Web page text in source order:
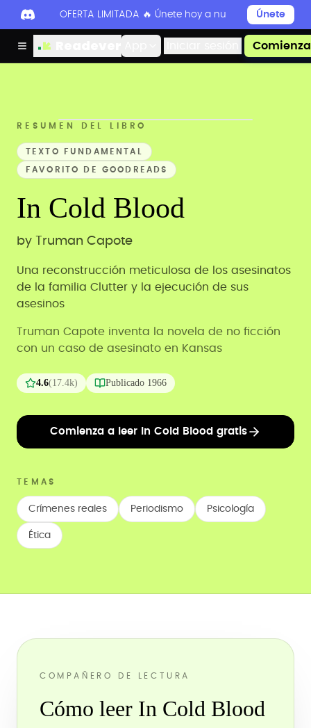
OFERTA LIMITADA 🔥 Únete hoy a nuestro Discord
Únete
RESUMEN DEL LIBRO
TEXTO FUNDAMENTAL
FAVORITO DE GOODREADS
In Cold Blood
by Truman Capote
Una reconstrucción meticulosa de los asesinatos
de la familia Clutter y la ejecución de sus
asesinos
Truman Capote inventa la novela de no ficción
con un caso de asesinato en Kansas
4.6(17.4k) Publicado 1966
Comienza a leer In Cold Blood gratis
TEMAS
Crímenes reales Periodismo Psicología
Ética
COMPAÑERO DE LECTURA
Cómo leer In Cold Blood